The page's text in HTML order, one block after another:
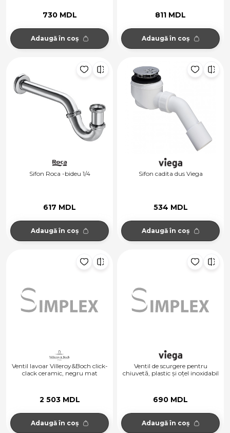
730 MDL
Adaugă în coș
811 MDL
Adaugă în coș
Sifon Roca -bideu 1/4
617 MDL
Adaugă în coș
Sifon cadita dus Viega
534 MDL
Adaugă în coș
Ventil lavoar Villeroy&Boch click-
clack ceramic, negru mat
2 503 MDL
Adaugă în coș
Ventil de scurgere pentru
chiuvetă, plastic și oțel inoxidabil
690 MDL
Adaugă în coș